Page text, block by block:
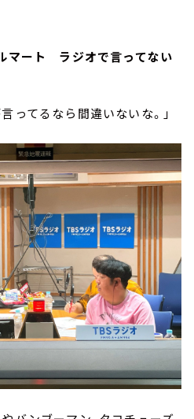
ルマート ラジオで言ってない
ってるなら間違いないな。」